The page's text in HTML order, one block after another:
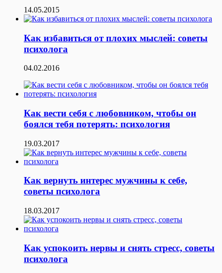
14.05.2015
Как избавиться от плохих мыслей: советы
психолога
04.02.2016
Как вести себя с любовником, чтобы он
боялся тебя потерять: психология
19.03.2017
Как вернуть интерес мужчины к себе,
советы психолога
18.03.2017
Как успокоить нервы и снять стресс, советы
психолога